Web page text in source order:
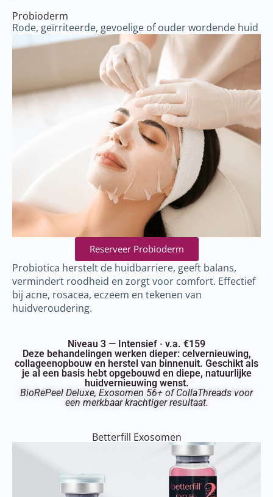
Probioderm
Rode, geïrriteerde, gevoelige of ouder wordende huid
Reserveer Probioderm
Probiotica herstelt de huidbarriere, geeft balans,
vermindert roodheid en zorgt voor comfort. Effectief
bij acne, rosacea, eczeem en tekenen van
huidveroudering.
Niveau 3 — Intensief · v.a. €159
Deze behandelingen werken dieper: celvernieuwing,
collageenopbouw en herstel van binnenuit. Geschikt als
je al een basis hebt opgebouwd en diepe, natuurlijke
huidvernieuwing wenst.
BioRePeel Deluxe, Exosomen 56+ of CollaThreads voor
een merkbaar krachtiger resultaat.
Betterfill Exosomen